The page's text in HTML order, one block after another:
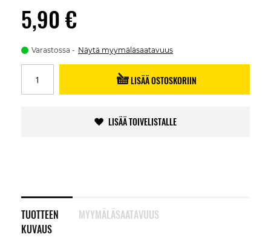
5,90 €
Varastossa Näytä myymäläsaatavuus
LISÄÄ OSTOSKORIIN
LISÄÄ TOIVELISTALLE
TUOTTEEN
KUVAUS
MYYMÄLÄSAATAVUUS
images
gallery